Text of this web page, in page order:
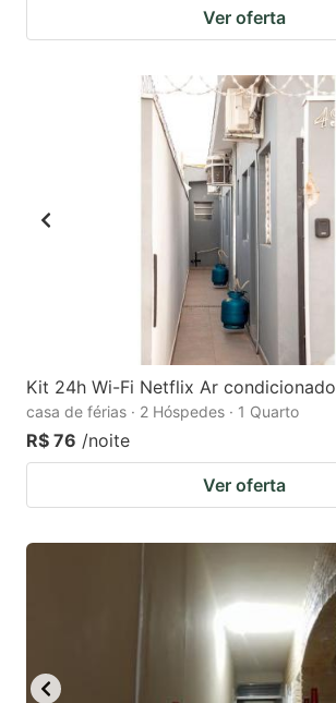
Ver oferta
Kit 24h Wi-Fi Netflix Ar condicionado
casa de férias · 2 Hóspedes · 1 Quarto
R$ 76 /noite
Ver oferta